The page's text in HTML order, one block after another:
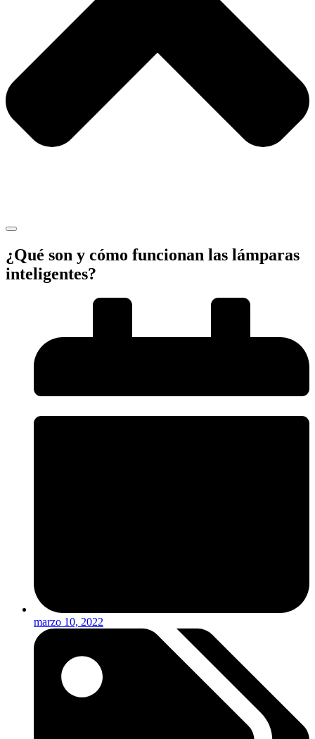
¿Qué son y cómo funcionan las lámparas
inteligentes?
marzo 10, 2022